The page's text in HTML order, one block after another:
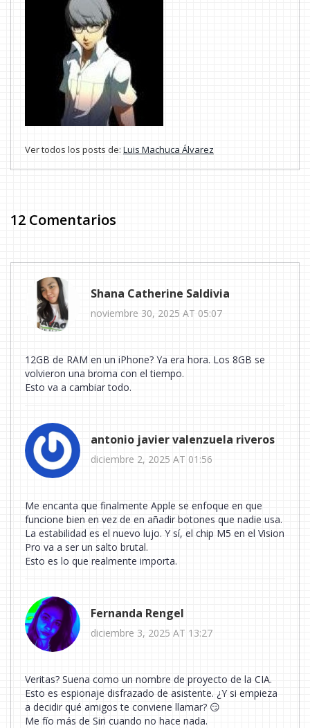
Ver todos los posts de: Luis Machuca Álvarez
12 Comentarios
Shana Catherine Saldivia
noviembre 30, 2025 AT 05:07
12GB de RAM en un iPhone? Ya era hora. Los 8GB se
volvieron una broma con el tiempo.
Esto va a cambiar todo.
antonio javier valenzuela riveros
diciembre 2, 2025 AT 01:56
Me encanta que finalmente Apple se enfoque en que
funcione bien en vez de en añadir botones que nadie usa.
La estabilidad es el nuevo lujo. Y sí, el chip M5 en el Vision
Pro va a ser un salto brutal.
Esto es lo que realmente importa.
Fernanda Rengel
diciembre 3, 2025 AT 13:27
Veritas? Suena como un nombre de proyecto de la CIA.
Esto es espionaje disfrazado de asistente. ¿Y si empieza
a decidir qué amigos te conviene llamar? 😏
Me fío más de Siri cuando no hace nada.